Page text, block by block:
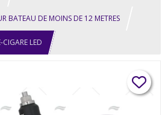
BATEAU DE MOINS DE 12 METRES
CIGARE LED